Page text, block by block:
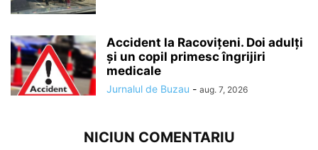
Accident la Racovițeni. Doi adulți
și un copil primesc îngrijiri
medicale
Jurnalul de Buzau - aug. 7, 2026
NICIUN COMENTARIU